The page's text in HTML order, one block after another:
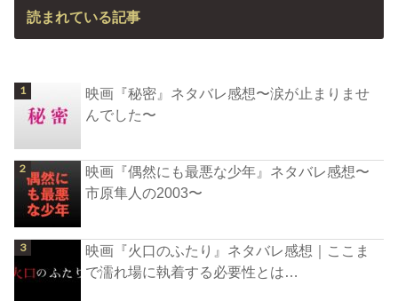
読まれている記事
映画『秘密』ネタバレ感想〜涙が止まりませ
んでした〜
映画『偶然にも最悪な少年』ネタバレ感想〜
市原隼人の2003〜
映画『火口のふたり』ネタバレ感想｜ここま
で濡れ場に執着する必要性とは…